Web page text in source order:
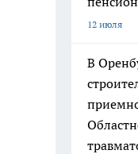
12 июля
В